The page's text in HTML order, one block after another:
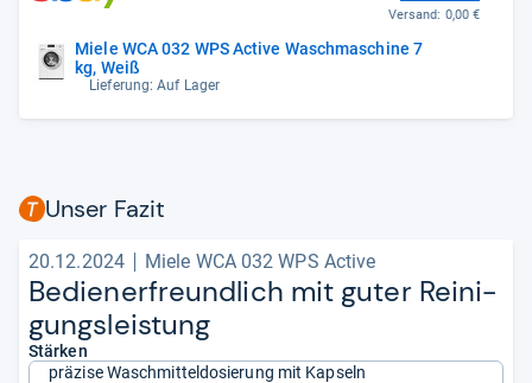
Miele WCA 032 WPS Active Waschmaschine 7
kg, Weiß
Lieferung: Auf Lager
Versand: 0,00 €
Unser Fazit
20.12.2024 Miele WCA 032 WPS Active
Bediener­freund­lich mit guter Rei­ni­
gungs­leis­tung
Stärken
präzise Waschmitteldosierung mit Kapseln